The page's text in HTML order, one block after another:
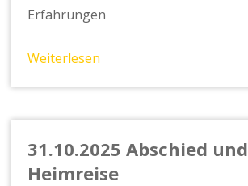
Erfahrungen
Weiterlesen
31.10.2025 Abschied und
Heimreise